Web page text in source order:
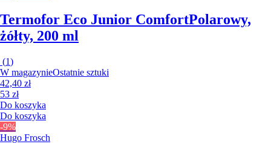
Termofor Eco Junior ComfortPolarowy,
żółty, 200 ml
(1)
W magazynieOstatnie sztuki
42,40 zł
53 zł
Do koszyka
Do koszyka
-9%
Hugo Frosch